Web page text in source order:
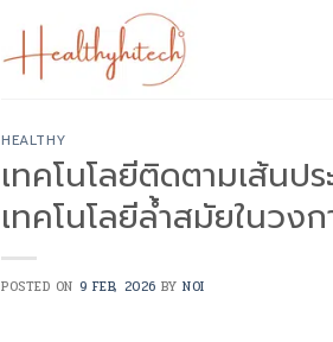
HEALTHY
เทคโนโลยีติดตามเส้นป
เทคโนโลยีล้ำสมัยในวง
POSTED ON 9 FEB, 2026 BYNOI